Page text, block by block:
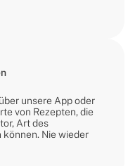
unsere App oder
von Rezepten, die
Art des
Nie wieder